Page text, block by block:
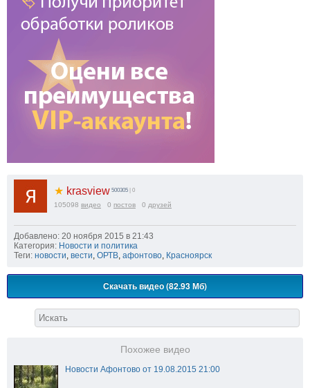
★ krasview 500305 | 0
105098 видео 0 постов 0 друзей
Добавлено: 20 ноября 2015 в 21:43
Категория: Новости и политика
Теги: новости, вести, ОРТВ, афонтово, Красноярск
Скачать видео (82.93 Мб)
Похожее видео
Новости Афонтово от 19.08.2015 21:00